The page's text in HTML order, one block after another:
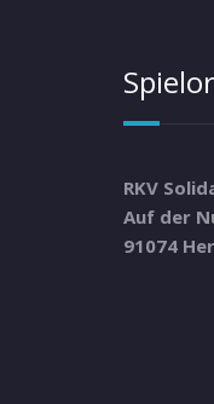
RKV
Auf der
91074